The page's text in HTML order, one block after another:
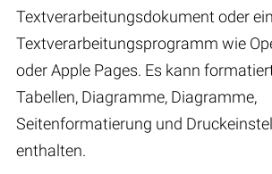
Textverarbeitungsdokument oder
Textverarbeitungsprogramm wie
oder Apple Pages. Es kann
Tabellen, Diagramme, Diagramme,
Seitenformatierung und
enthalten.